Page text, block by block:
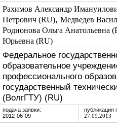
Рахимов Александр
Петрович (RU), Медведев
Родионова Ольга Анатольевна
Юрьевна (RU)
Федеральное
образовательное
профессионального
государственный
(ВолгГТУ) (RU)
подача заявки:
2012-06-09
публикация
27.09.2013